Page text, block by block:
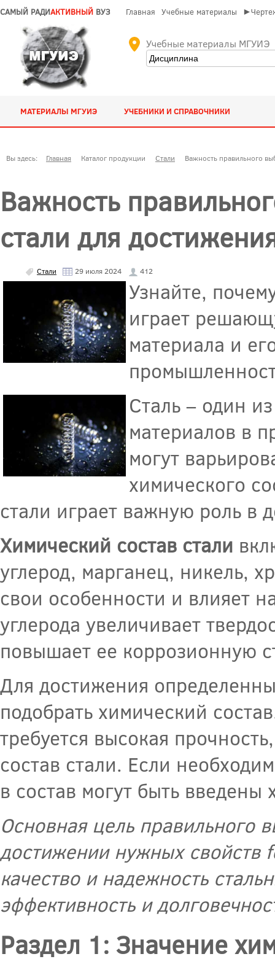
САМЫЙ РАДИАКТИВНЫЙ ВУЗ Главная Учебные материалы
Учебные материалы МГУИЭ
МАТЕРИАЛЫ МГУИЭ УЧЕБНИКИ И СПРАВОЧНИКИ
Вы здесь: Главная Каталог продукции Стали Важность правильного
Важность
стали для
Стали 29 июля 2024 412
Узнайте,
играет
материала и
Сталь – один
материалов в
могут
химического
стали играет важную роль в
Химический состав стали
углерод, марганец, никель,
свои особенности и влияет
углерода увеличивает
повышает ее коррозионную
Для достижения
подобрать химический
требуется высокая
состав стали. Если
в состав могут быть
Основная цель правильного
достижении нужных свойств
качество и надежность
эффективность и
Раздел 1: Значение